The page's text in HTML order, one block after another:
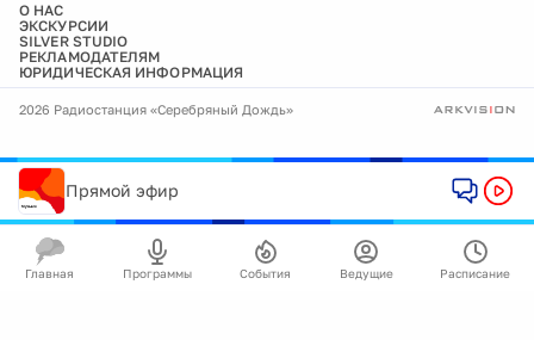
О НАС
ЭКСКУРСИИ
SILVER STUDIO
РЕКЛАМОДАТЕЛЯМ
ЮРИДИЧЕСКАЯ ИНФОРМАЦИЯ
2026 Радиостанция «Серебряный Дождь»
Прямой эфир
Главная Программы События Ведущие Расписание